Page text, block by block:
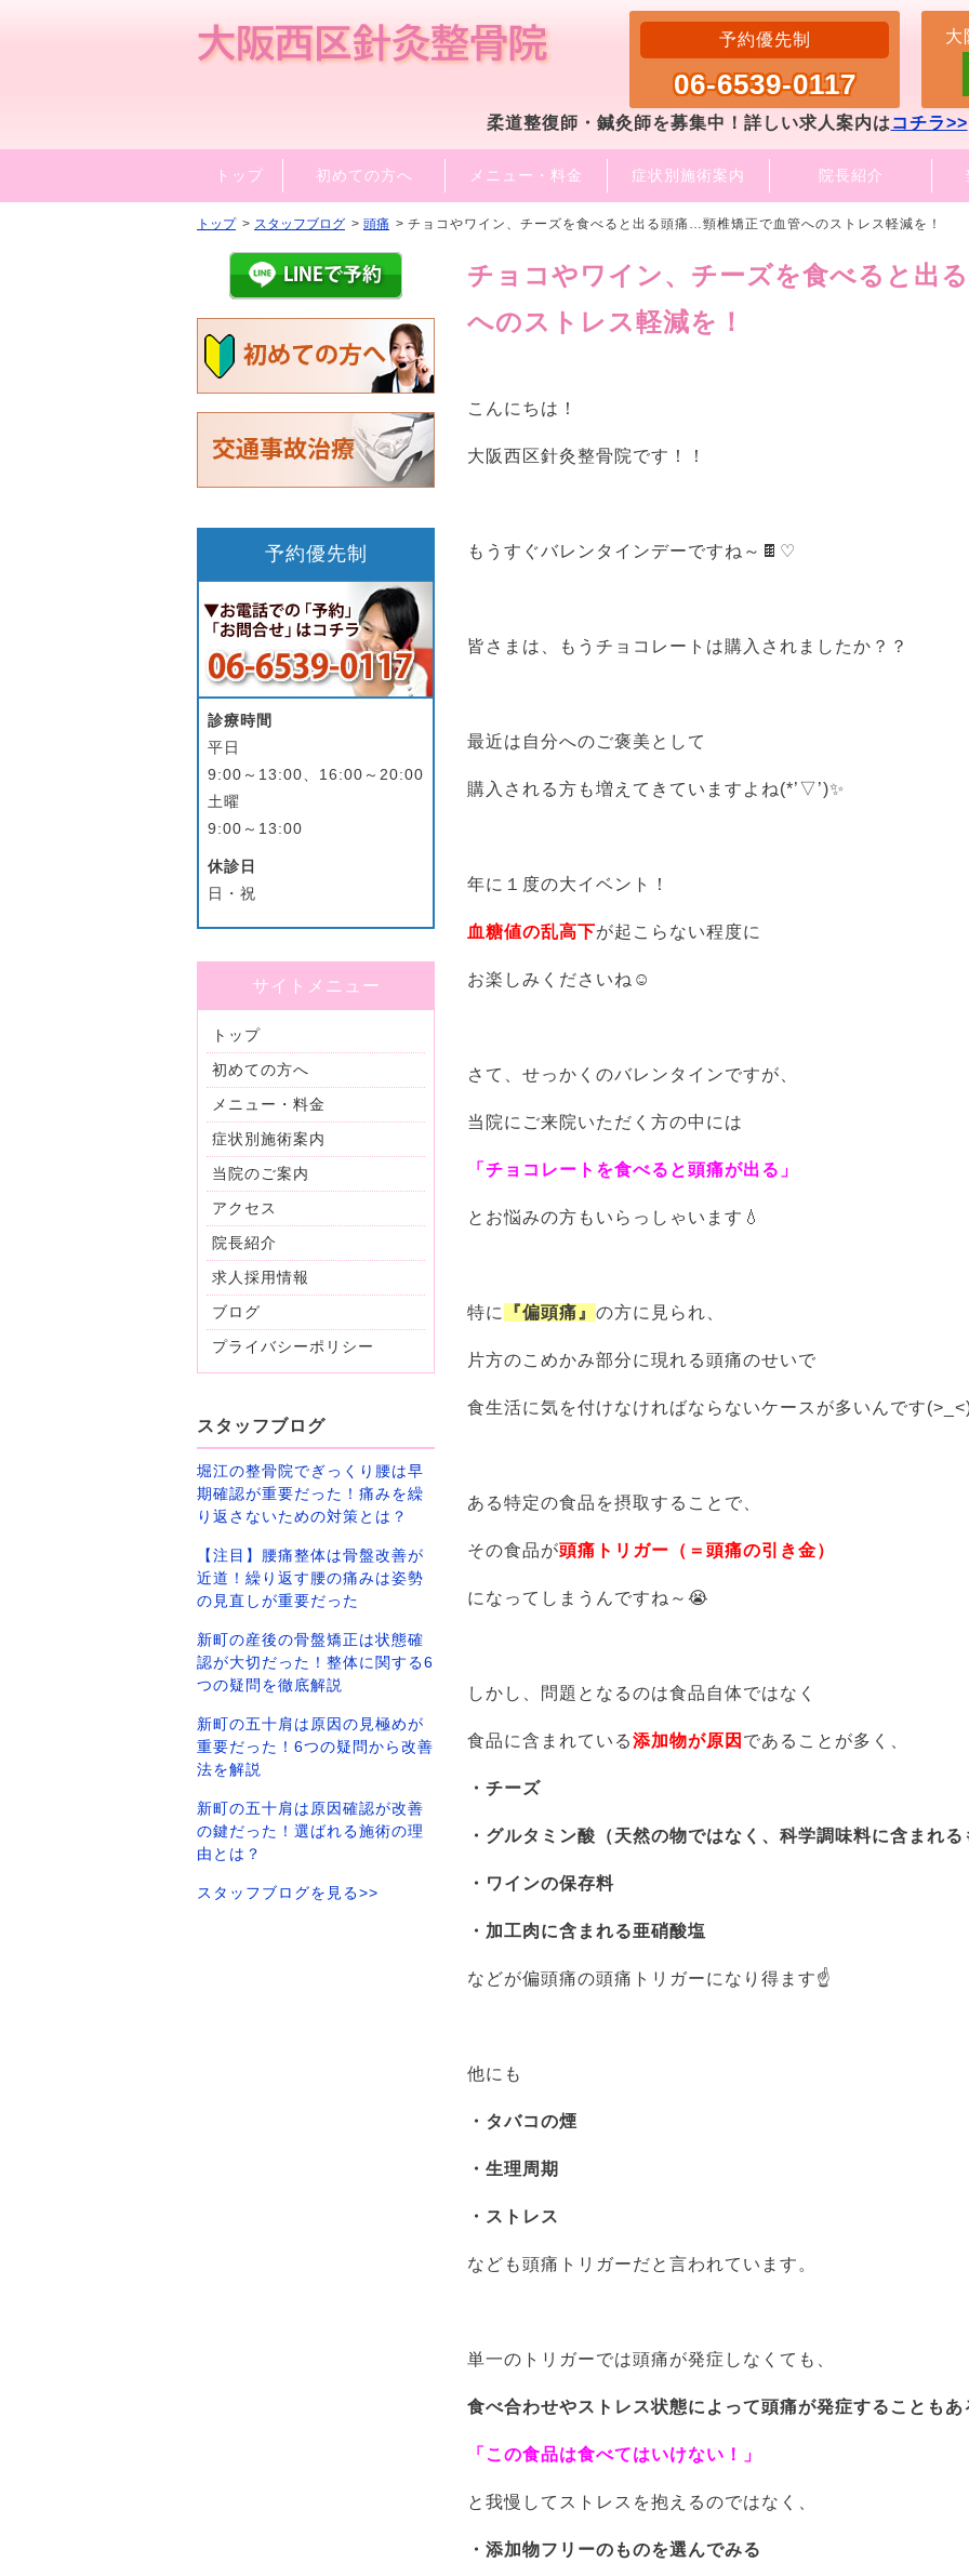
予約優先制
06-6539-0117
大
柔道整復師・鍼灸師を募集中！詳しい求人案内は コチラ>>
トップ 初めての方へ メニュー・料金 症状別施術案内 院長紹介
トップ スタッフブログ 頭痛 チョコやワイン、チーズを食べると出る頭痛…頸椎矯正で血管へのストレス軽減を！
チョコやワイン、チーズを食べると出
へのストレス軽減を！
こんにちは！
大阪西区針灸整骨院です！！
もうすぐバレンタインデーですね～🍫♡
皆さまは、もうチョコレートは購入されましたか？？
最近は自分へのご褒美として
購入される方も増えてきていますよね(*’▽’)✨
年に１度の大イベント！
血糖値の乱高下が起こらない程度に
お楽しみくださいね☺
さて、せっかくのバレンタインですが、
当院にご来院いただく方の中には
「チョコレートを食べると頭痛が出る」
とお悩みの方もいらっしゃいます💧
特に 『偏頭痛』 の方に見られ、
片方のこめかみ部分に現れる頭痛のせいで
食生活に気を付けなければならないケースが多いんです
ある特定の食品を摂取することで、
その食品が頭痛トリガー（＝頭痛の引き金）
になってしまうんですね～😭
しかし、問題となるのは食品自体ではなく
食品に含まれている添加物が原因 であることが多く、
・チーズ
・グルタミン酸（天然の物ではなく、科学調味料に含まれる
・ワインの保存料
・加工肉に含まれる亜硝酸塩
などが偏頭痛の頭痛トリガーになり得ます☝
他にも
・タバコの煙
・生理周期
・ストレス
なども頭痛トリガーだと言われています。
単一のトリガーでは頭痛が発症しなくても、
食べ合わせやストレス状態によって頭痛が発症することもあ
「この食品は食べてはいけない！」
と我慢してストレスを抱えるのではなく、
・添加物フリーのものを選んでみる
予約優先制
診療時間
平日
9:00～13:00、16:00～20:00
土曜
9:00～13:00
休診日
日・祝
サイトメニュー
トップ
初めての方へ
メニュー・料金
症状別施術案内
当院のご案内
アクセス
院長紹介
求人採用情報
ブログ
プライバシーポリシー
スタッフブログ
堀江の整骨院でぎっくり腰は早
期確認が重要だった！痛みを繰
り返さないための対策とは？
【注目】腰痛整体は骨盤改善が
近道！繰り返す腰の痛みは姿勢
の見直しが重要だった
新町の産後の骨盤矯正は状態確
認が大切だった！整体に関する6
つの疑問を徹底解説
新町の五十肩は原因の見極めが
重要だった！6つの疑問から改善
法を解説
新町の五十肩は原因確認が改善
の鍵だった！選ばれる施術の理
由とは？
スタッフブログを見る>>